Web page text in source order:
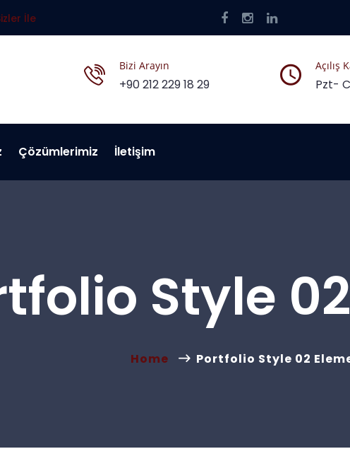
İle
Bizi Arayın
+90 212 229 18 29
Açılış
Pzt-
Çözümlerimiz İletişim
Style
Home Portfolio Style 02